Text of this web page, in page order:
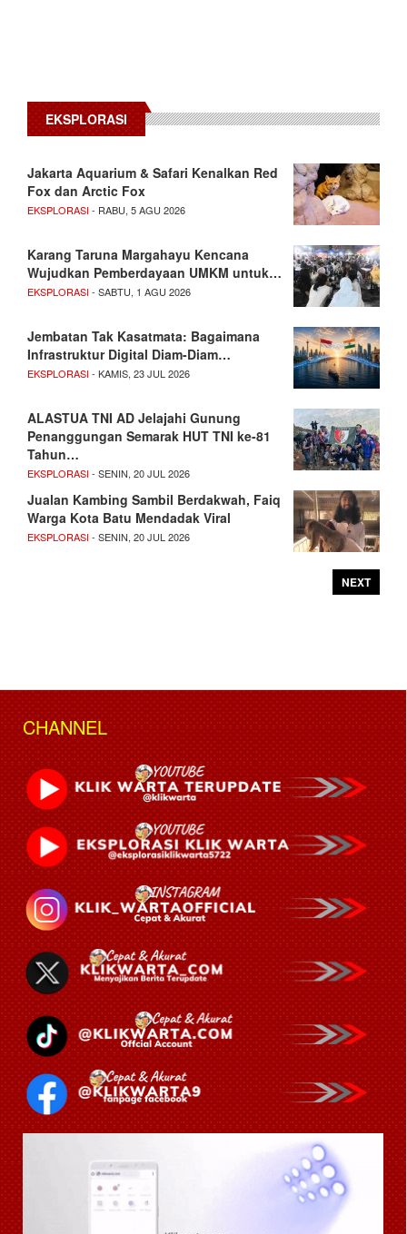
EKSPLORASI
Jakarta Aquarium & Safari Kenalkan Red
Fox dan Arctic Fox
EKSPLORASI- RABU, 5 AGU 2026
Karang Taruna Margahayu Kencana
Wujudkan Pemberdayaan UMKM untuk…
EKSPLORASI- SABTU, 1 AGU 2026
Jembatan Tak Kasatmata: Bagaimana
Infrastruktur Digital Diam-Diam…
EKSPLORASI- KAMIS, 23 JUL 2026
ALASTUA TNI AD Jelajahi Gunung
Penanggungan Semarak HUT TNI ke-81
Tahun…
EKSPLORASI- SENIN, 20 JUL 2026
Jualan Kambing Sambil Berdakwah, Faiq
Warga Kota Batu Mendadak Viral
EKSPLORASI- SENIN, 20 JUL 2026
NEXT
CHANNEL